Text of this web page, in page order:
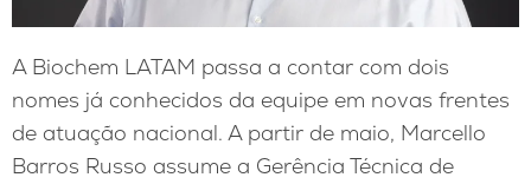
A Biochem LATAM passa a contar com dois
nomes já conhecidos da equipe em novas frentes
de atuação nacional. A partir de maio, Marcello
Barros Russo assume a Gerência Técnica de